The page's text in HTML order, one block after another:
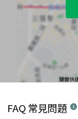
FAQ 常見問題